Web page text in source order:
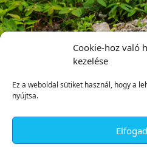
Cookie-hoz való
kezelése
Ez a weboldal sütiket használ, hogy a
nyújtsa.